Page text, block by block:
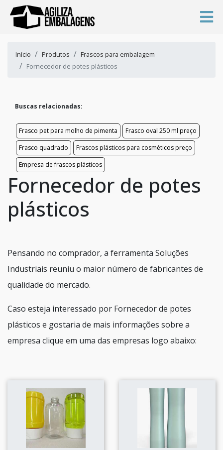
Início Produtos
Frascos para embalagem
Fornecedor de potes plásticos
Buscas relacionadas:
Frasco pet para molho de pimenta
Frasco oval 250 ml preço
Frasco quadrado
Frascos plásticos para cosméticos preço
Empresa de frascos plásticos
Fornecedor de potes
plásticos
Pensando no comprador, a ferramenta Soluções
Industriais reuniu o maior número de fabricantes de
qualidade do mercado.
Caso esteja interessado por Fornecedor de potes
plásticos e gostaria de mais informações sobre a
empresa clique em uma das empresas logo abaixo: